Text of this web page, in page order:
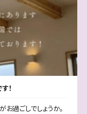
！
過ごしでしょうか。